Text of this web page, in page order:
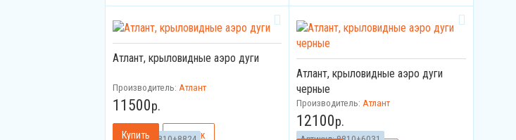
Атлант, крыловидные аэро дуги
Производитель: Атлант
11500р.
Атлант, крыловидные аэро дуги
черные
Производитель: Атлант
12100р.